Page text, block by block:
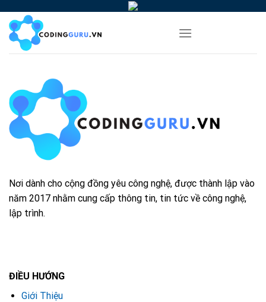
content
Nơi dành cho cộng đồng yêu công nghệ, được thành lập vào
năm 2017 nhằm cung cấp thông tin, tin tức về công nghệ,
lập trình.
ĐIỀU HƯỚNG
Giới Thiệu